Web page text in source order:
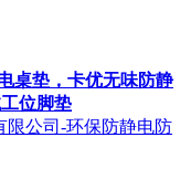
桌垫，卡优无味防静
位脚垫
限公司-环保防静电防